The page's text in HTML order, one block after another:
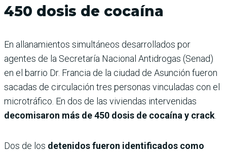
450 dosis de cocaína
En allanamientos simultáneos desarrollados por
agentes de la Secretaría Nacional Antidrogas (Senad)
en el barrio Dr. Francia de la ciudad de Asunción fueron
sacadas de circulación tres personas vinculadas con el
microtráfico. En dos de las viviendas intervenidas
decomisaron más de 450 dosis de cocaína y crack
Dos de los detenidos fueron identificados como